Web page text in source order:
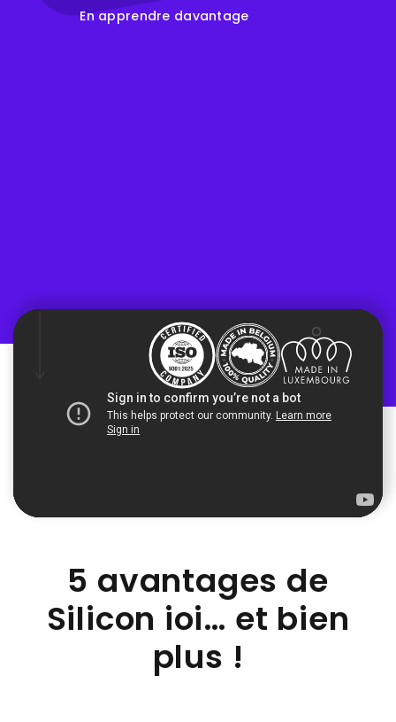
En apprendre davantage
5 avantages de
Silicon ioi… et bien
plus !